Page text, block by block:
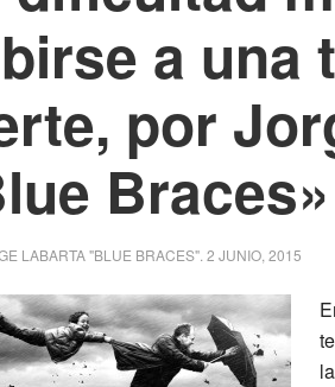
a una
por
Braces»
LABARTA "BLUE BRACES" 2 JUNIO, 2015